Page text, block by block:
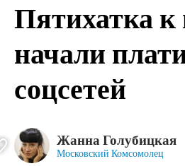
Пятихатка к
начали
соцсетей
Жанна Голубицкая
Московский Комсомолец